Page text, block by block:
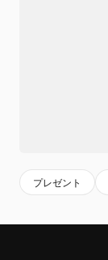
プレゼント